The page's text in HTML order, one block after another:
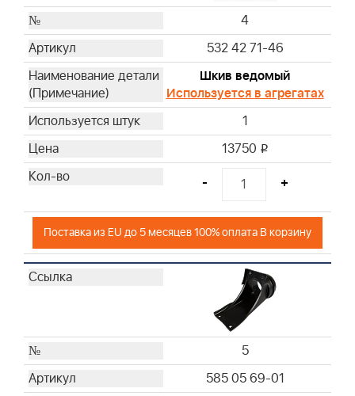
4
532 42 71-46
Шкив ведомый
Используется в агрегатах
1
13750 i
- +
Поставка из EU до 5 месяцев 100% оплата В корзину
5
585 05 69-01